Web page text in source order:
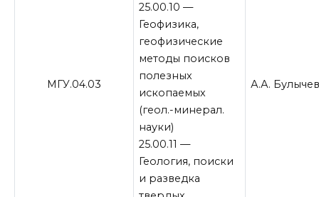
МГУ.04.03
25.00.10 —
Геофизика,
геофизические
методы поисков
полезных
ископаемых
(геол.-минерал.
науки)
25.00.11 —
Геология, поиски
и разведка
А.А.